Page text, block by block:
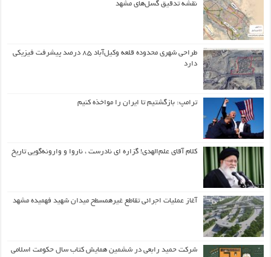
نقشه تدقیق گسل‌های مشهد
طراحی شهری محدوده قلعه وکیل‌آباد ۸۵ درصد پیشرفت فیزیکی
دارد
ترامپ: بازگشتیم تا ایران را مواخذه کنیم
کلام آقای علم‌الهدی! گزاره ای نادرست ، ناروا و وارونه‌گویی تاریخ
آغاز عملیات اجرائی تقاطع غیرهمسطح میدان شهید فهمیده مشهد
شرکت حمید رابعی در ششمین همایش کتاب سال حکومت اسلامی